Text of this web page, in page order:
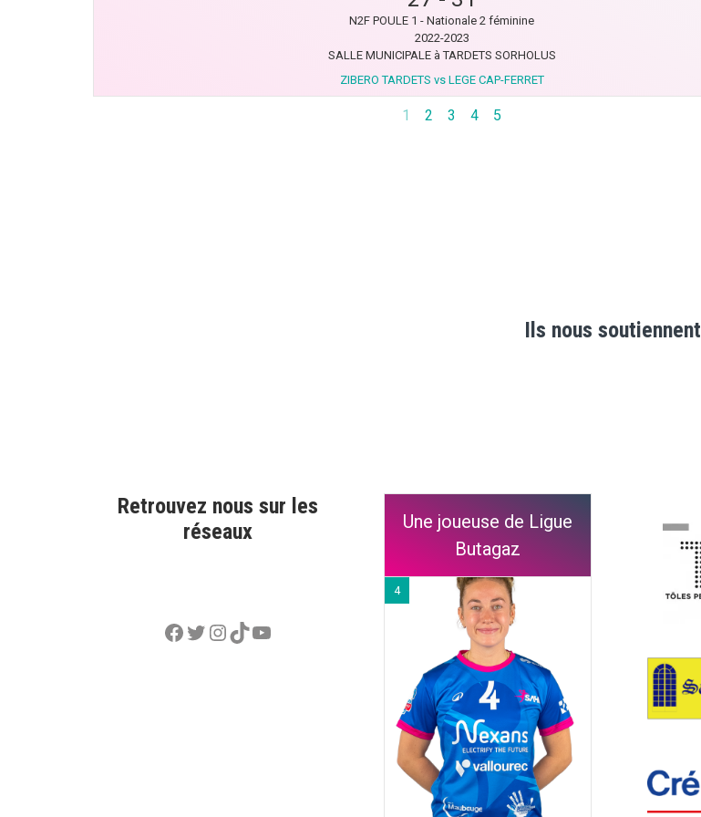
N2F POULE 1 - Nationale 2 féminine
2022-2023
SALLE MUNICIPALE à TARDETS SORHOLUS
ZIBERO TARDETS vs LEGE CAP-FERRET
1 2 3 4 5
Ils nous soutiennent
Retrouvez nous sur les
réseaux
Facebook
Twitter
Instagram
TikTok
YouTube
Une joueuse de Ligue
Butagaz
4